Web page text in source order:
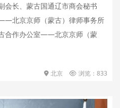
会长、蒙古国通辽市商会秘书
北京京师（蒙古）律师事务所
合作办公室——北京京师（蒙
北京 浏览：833